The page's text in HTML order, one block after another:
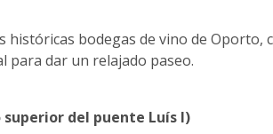
históricas bodegas de vino de Oporto,
para dar un relajado paseo.
del puente Luís I)